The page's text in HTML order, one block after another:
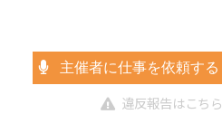
主催者に仕事を依頼する
違反報告はこちら